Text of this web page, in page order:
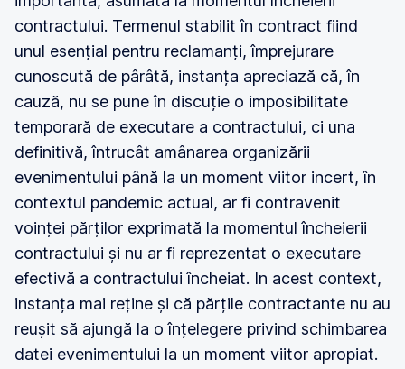
contractului. Termenul stabilit în contract fiind
unul esențial pentru reclamanți, împrejurare
cunoscută de pârâtă, instanța apreciază că, în
cauză, nu se pune în discuție o imposibilitate
temporară de executare a contractului, ci una
definitivă, întrucât amânarea organizării
evenimentului până la un moment viitor incert, în
contextul pandemic actual, ar fi contravenit
voinței părților exprimată la momentul încheierii
contractului și nu ar fi reprezentat o executare
efectivă a contractului încheiat. In acest context,
instanța mai reține și că părțile contractante nu au
reușit să ajungă la o înțelegere privind schimbarea
datei evenimentului la un moment viitor apropiat.